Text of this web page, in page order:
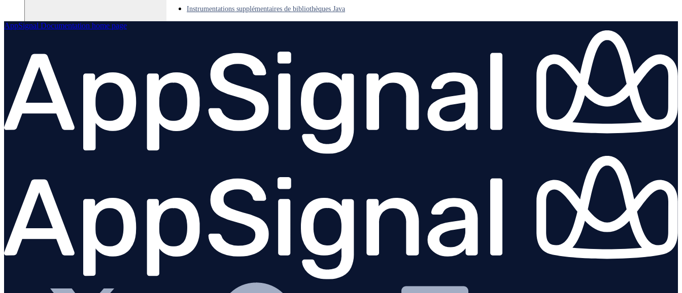
Elixir
Instrumentations supplémentaires de bibliothèques Java
AppSignal Documentation home page